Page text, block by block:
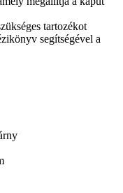
tartozékot
segítségével a